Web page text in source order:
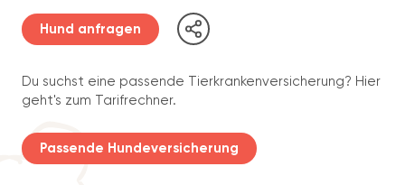
Hund anfragen
Du suchst eine passende Tierkrankenversicherung? Hier
geht's zum Tarifrechner.
Passende Hundeversicherung